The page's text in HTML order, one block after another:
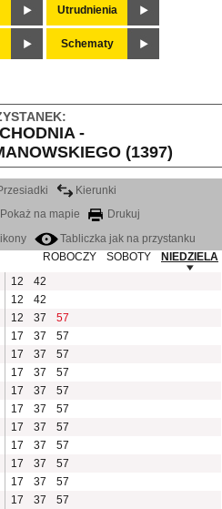
Utrudnienia
Schematy
-
(1397)
Kierunki
Pokaż na mapie
Drukuj
ikony
Tabliczka jak na przystanku
ROBOCZY
SOBOTY
NIEDZIELA
12
42
12
42
12 37
57
17 37
57
17 37
57
17 37
57
17 37
57
17 37
57
17 37
57
17 37
57
17 37
57
17 37
57
17 37 57